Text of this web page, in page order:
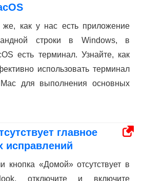
же, как у нас есть приложение
строки в Windows, в
есть терминал. Узнайте, как
использовать терминал
для выполнения основных
главное
кнопка «Домой» отсутствует в
отключите и включите